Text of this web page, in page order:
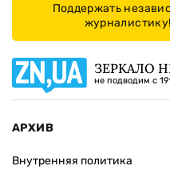
Поддержать
журналистику!
ЗЕРКАЛО
не подводим с
АРХИВ
Внутренняя политика